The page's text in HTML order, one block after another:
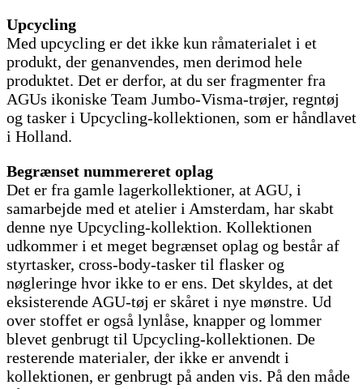
Upcycling
Med upcycling er det ikke kun råmaterialet i et
produkt, der genanvendes, men derimod hele
produktet. Det er derfor, at du ser fragmenter fra
AGUs ikoniske Team Jumbo-Visma-trøjer, regntøj
og tasker i Upcycling-kollektionen, som er håndlavet
i Holland.
Begrænset nummereret oplag
Det er fra gamle lagerkollektioner, at AGU, i
samarbejde med et atelier i Amsterdam, har skabt
denne nye Upcycling-kollektion. Kollektionen
udkommer i et meget begrænset oplag og består af
styrtasker, cross-body-tasker til flasker og
nøgleringe hvor ikke to er ens. Det skyldes, at det
eksisterende AGU-tøj er skåret i nye mønstre. Ud
over stoffet er også lynlåse, knapper og lommer
blevet genbrugt til Upcycling-kollektionen. De
resterende materialer, der ikke er anvendt i
kollektionen, er genbrugt på anden vis. På den måde